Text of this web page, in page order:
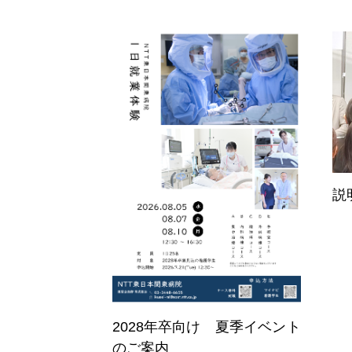
ホーム Home
2028年卒向け 夏季イベント
のご案内
説